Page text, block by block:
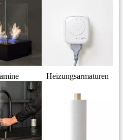
Heizungsarmaturen